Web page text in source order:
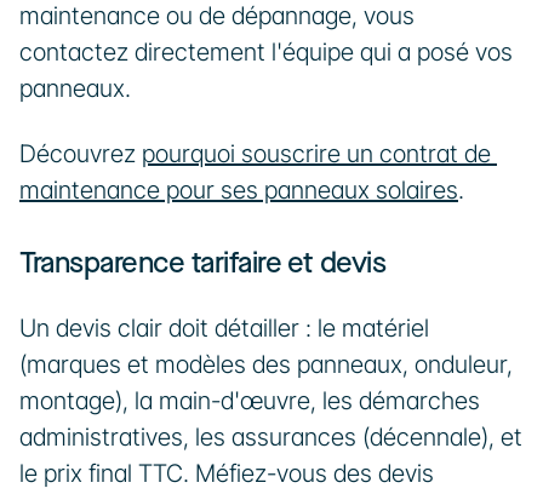
maintenance ou de dépannage, vous
contactez directement l'équipe qui a posé vos
panneaux.
Découvrez pourquoi souscrire un contrat de
maintenance pour ses panneaux solaires.
Transparence tarifaire et devis
Un devis clair doit détailler : le matériel
(marques et modèles des panneaux, onduleur,
montage), la main-d'œuvre, les démarches
administratives, les assurances (décennale), et
le prix final TTC. Méfiez-vous des devis